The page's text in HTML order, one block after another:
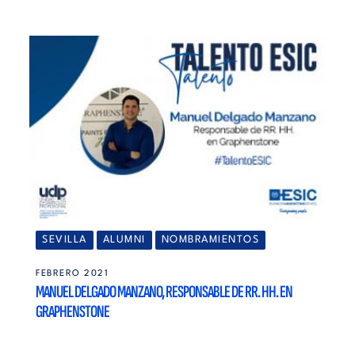
SEVILLA ALUMNI NOMBRAMIENTOS
FEBRERO 2021
MANUEL DELGADO MANZANO, RESPONSABLE DE RR. HH. EN
GRAPHENSTONE